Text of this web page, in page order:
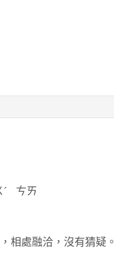
ㄨˊ ㄘㄞ
相處融洽，沒有猜疑。